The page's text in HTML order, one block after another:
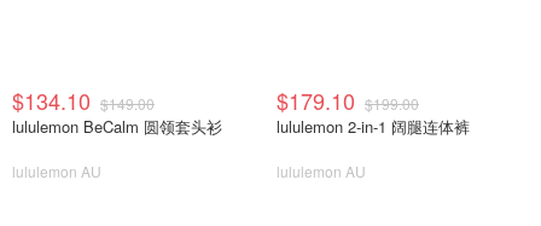
$134.10 $149.00
lululemon BeCalm 圆领套头衫
lululemon AU
$179.10 $199.00
lululemon 2-in-1 阔腿连体裤
lululemon AU